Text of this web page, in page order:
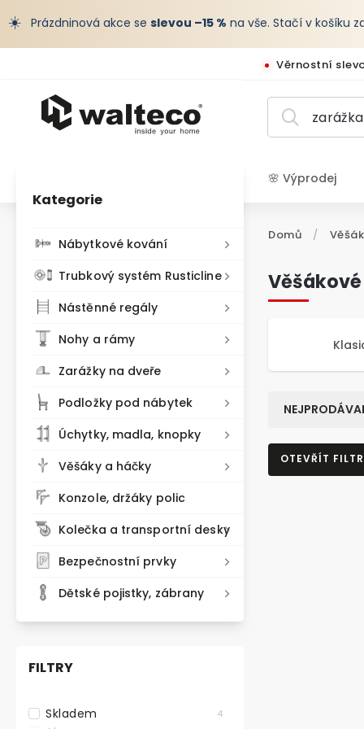
☀️ Prázdninová akce se slevou –15 % na vše. Stačí v košíku
Věrnostní
🌸 Výprodej
CZK /
Domů /
Kategorie
Nábytkové kování
Trubkový systém Rusticline
Nástěnné regály
Nohy a rámy
Zarážky na dveře
Podložky pod nábytek
Úchytky, madla, knopky
Věšáky a háčky
Konzole, držáky polic
Kolečka a transportní desky
Bezpečnostní prvky
Dětské pojistky, zábrany
FILTRY
Skladem 4
OTEVŘÍT FILTR